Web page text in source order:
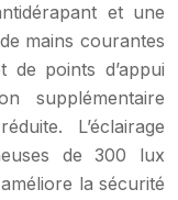
et une
mains courantes
points d’appui
supplémentaire
L’éclairage
de 300 lux
la sécurité